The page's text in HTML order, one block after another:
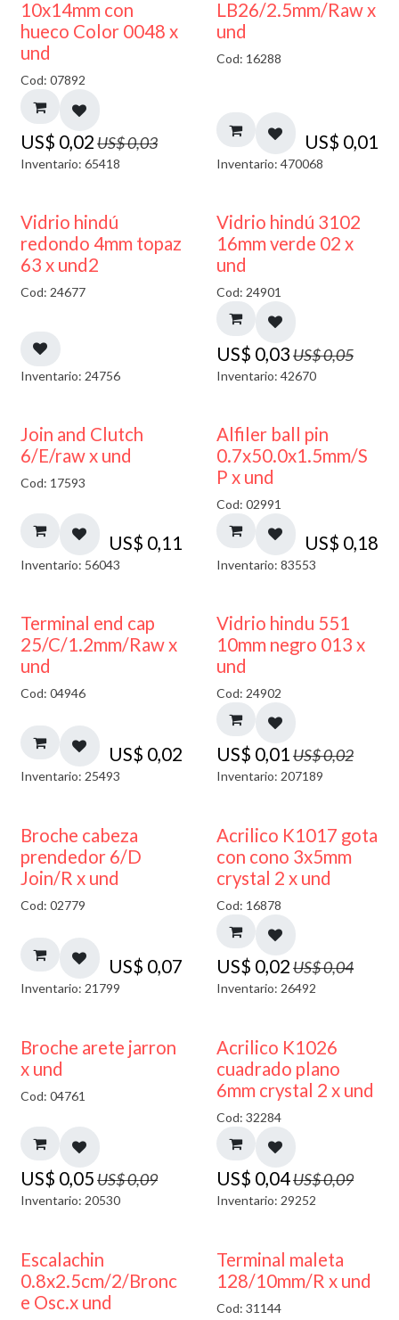
50% DESCUENTO
10x14mm con
hueco Color 0048 x
und
Cod: 07892
US$ 0,02US$0,03
Inventario: 65418
LB26/2.5mm/Raw x
und
Cod: 16288
US$ 0,01
Inventario: 470068
40% DESCUENTO
Vidrio hindú
redondo 4mm topaz
63 x und2
Cod: 24677
Inventario: 24756
40% DESCUENTO
Vidrio hindú 3102
16mm verde 02 x
und
Cod: 24901
US$ 0,03US$0,05
Inventario: 42670
Join and Clutch
6/E/raw x und
Cod: 17593
US$ 0,11
Inventario: 56043
Alfiler ball pin
0.7x50.0x1.5mm/S
P x und
Cod: 02991
US$ 0,18
Inventario: 83553
Terminal end cap
25/C/1.2mm/Raw x
und
Cod: 04946
US$ 0,02
Inventario: 25493
40% DESCUENTO
Vidrio hindu 551
10mm negro 013 x
und
Cod: 24902
US$ 0,01US$0,02
Inventario: 207189
Broche cabeza
prendedor 6/D
Join/R x und
Cod: 02779
US$ 0,07
Inventario: 21799
50% DESCUENTO
Acrilico K1017 gota
con cono 3x5mm
crystal 2 x und
Cod: 16878
US$ 0,02US$0,04
Inventario: 26492
50% DESCUENTO
Broche arete jarron
x und
Cod: 04761
US$ 0,05US$0,09
Inventario: 20530
50% DESCUENTO
Acrilico K1026
cuadrado plano
6mm crystal 2 x und
Cod: 32284
US$ 0,04US$0,09
Inventario: 29252
Escalachin
0.8x2.5cm/2/Bronc
e Osc.x und
Terminal maleta
128/10mm/R x und
Cod: 31144